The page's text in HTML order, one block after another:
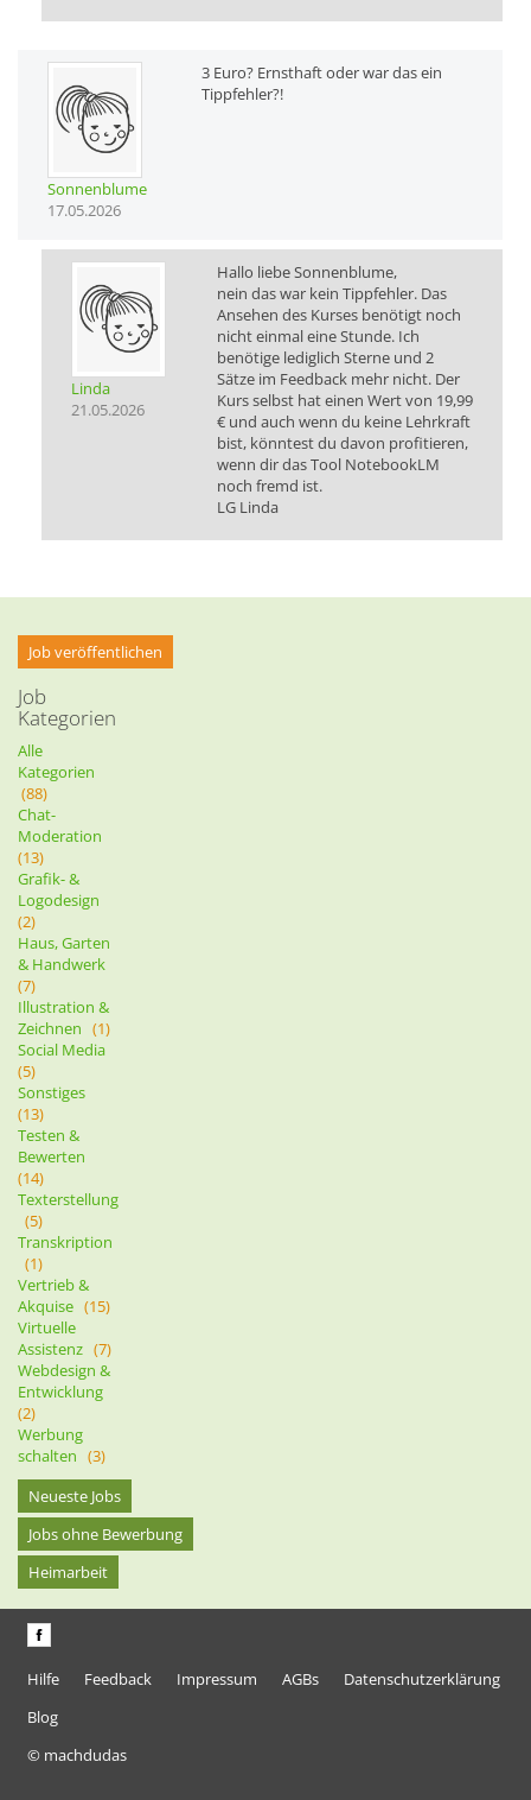
Sonnenblume
17.05.2026
3 Euro? Ernsthaft oder war das ein
Tippfehler?!
Linda
21.05.2026
Hallo liebe Sonnenblume,
nein das war kein Tippfehler. Das
Ansehen des Kurses benötigt noch
nicht einmal eine Stunde. Ich
benötige lediglich Sterne und 2
Sätze im Feedback mehr nicht. Der
Kurs selbst hat einen Wert von 19,99
€ und auch wenn du keine Lehrkraft
bist, könntest du davon profitieren,
wenn dir das Tool NotebookLM
noch fremd ist.
LG Linda
Job veröffentlichen
Job
Kategorien
Alle
Kategorien
(88)
Chat-
Moderation
(13)
Grafik- &
Logodesign
(2)
Haus, Garten
& Handwerk
(7)
Illustration &
Zeichnen (1)
Social Media
(5)
Sonstiges
(13)
Testen &
Bewerten
(14)
Texterstellung
(5)
Transkription
(1)
Vertrieb &
Akquise (15)
Virtuelle
Assistenz (7)
Webdesign &
Entwicklung
(2)
Werbung
schalten (3)
Neueste Jobs
Jobs ohne Bewerbung
Heimarbeit
Hilfe Feedback Impressum AGBs
Datenschutzerklärung
Blog
© machdudas